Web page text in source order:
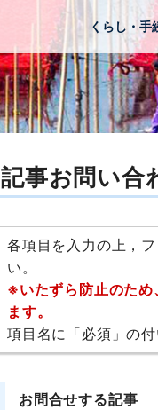
くらし・手
記事お問い合
各項目を入力の上，
い。
※いたずら防止のため
ます。
項目名に「必須」の
お問合せする記事